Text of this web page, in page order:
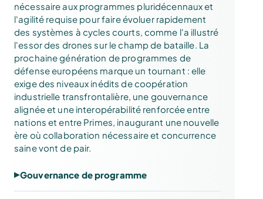
nécessaire aux programmes pluridécennaux et
l'agilité requise pour faire évoluer rapidement
des systèmes à cycles courts, comme l'a illustré
l'essor des drones sur le champ de bataille. La
prochaine génération de programmes de
défense européens marque un tournant : elle
exige des niveaux inédits de coopération
industrielle transfrontalière, une gouvernance
alignée et une interopérabilité renforcée entre
nations et entre Primes, inaugurant une nouvelle
ère où collaboration nécessaire et concurrence
saine vont de pair.
Gouvernance de programme